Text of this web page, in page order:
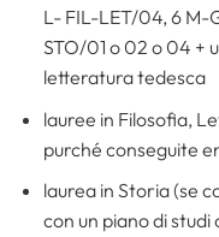
L- FIL-LET/04, 6 M-
STO/01 o 02 o 04 +
letteratura tedesca
lauree in Filosofia,
purché conseguite
laurea in Storia (se
con un piano di studi